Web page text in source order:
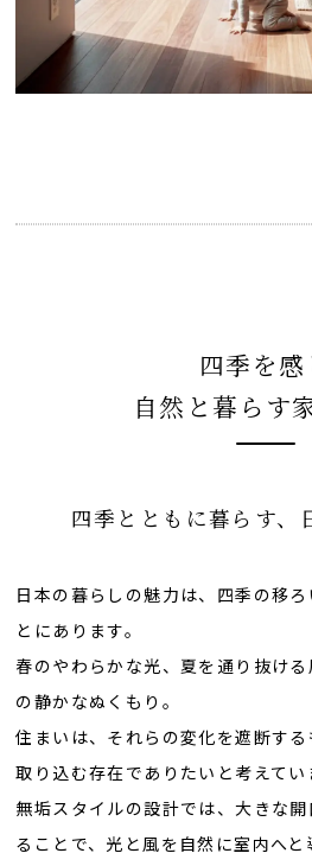
四季を感
自然と暮らす
四季とともに暮らす、
日本の暮らしの魅力は、四季の移
とにあります。
春のやわらかな光、夏を通り抜け
の静かなぬくもり。
住まいは、それらの変化を遮断す
取り込む存在でありたいと考えてい
無垢スタイルの設計では、大きな
ることで、光と風を自然に室内へ